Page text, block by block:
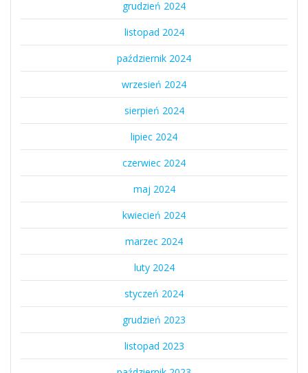
grudzień 2024
listopad 2024
październik 2024
wrzesień 2024
sierpień 2024
lipiec 2024
czerwiec 2024
maj 2024
kwiecień 2024
marzec 2024
luty 2024
styczeń 2024
grudzień 2023
listopad 2023